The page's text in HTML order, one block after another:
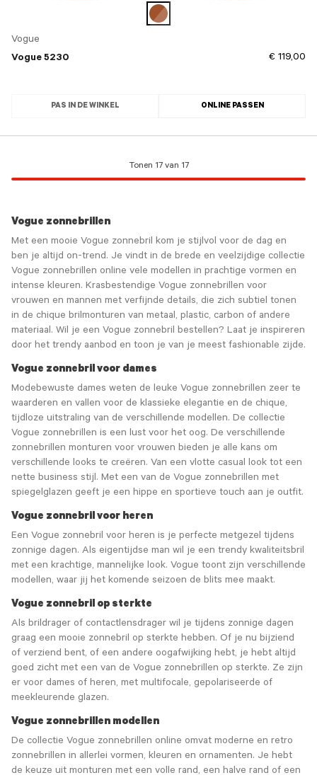
Vogue
Vogue 5230
€ 119,00
PAS IN DE WINKEL ONLINE PASSEN
Tonen 17 van 17
Vogue zonnebrillen
Met een mooie Vogue zonnebril kom je stijlvol voor de dag en
ben je altijd on-trend. Je vindt in de brede en veelzijdige collectie
Vogue zonnebrillen online vele modellen in prachtige vormen en
intense kleuren. Krasbestendige Vogue zonnebrillen voor
vrouwen en mannen met verfijnde details, die zich subtiel tonen
in de chique brilmonturen van metaal, plastic, carbon of andere
materiaal. Wil je een Vogue zonnebril bestellen? Laat je inspireren
door het trendy aanbod en toon je van je meest fashionable zijde.
Vogue zonnebril voor dames
Modebewuste dames weten de leuke Vogue zonnebrillen zeer te
waarderen en vallen voor de klassieke elegantie en de chique,
tijdloze uitstraling van de verschillende modellen. De collectie
Vogue zonnebrillen is een lust voor het oog. De verschillende
zonnebrillen monturen voor vrouwen bieden je alle kans om
verschillende looks te creëren. Van een vlotte casual look tot een
nette business stijl. Met een van de Vogue zonnebrillen met
spiegelglazen geeft je een hippe en sportieve touch aan je outfit.
Vogue zonnebril voor heren
Een Vogue zonnebril voor heren is je perfecte metgezel tijdens
zonnige dagen. Als eigentijdse man wil je een trendy kwaliteitsbril
met een krachtige, mannelijke look. Vogue toont zijn verschillende
modellen, waar jij het komende seizoen de blits mee maakt.
Vogue zonnebril op sterkte
Als brildrager of contactlensdrager wil je tijdens zonnige dagen
graag een mooie zonnebril op sterkte hebben. Of je nu bijziend
of verziend bent, of een andere oogafwijking hebt, je hebt altijd
goed zicht met een van de Vogue zonnebrillen op sterkte. Ze zijn
er voor dames of heren, met multifocale, gepolariseerde of
meekleurende glazen.
Vogue zonnebrillen modellen
De collectie Vogue zonnebrillen online omvat moderne en retro
zonnebrillen in allerlei vormen, kleuren en ornamenten. Je hebt
de keuze uit monturen met een volle rand, een halve rand of een